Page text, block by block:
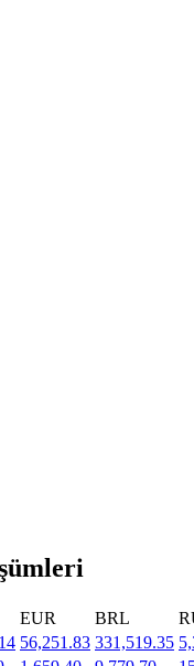
EUR BRL
56,251.83 331,519.35